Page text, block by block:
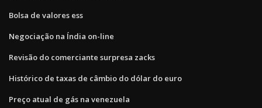
Bolsa de valores ess
Negociação na Índia on-line
Revisão do comerciante surpresa zacks
Histórico de taxas de câmbio do dólar do euro
Preço atual de gás na venezuela